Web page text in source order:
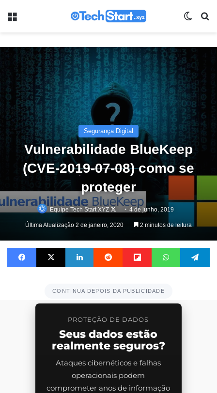
Menu
Segurança Digital
Vulnerabilidade BlueKeep
(CVE-2019-07-08) como se
proteger
Equipe Tech Start XYZ
Follow4 de junho, 2019
Última Atualização 2 de janeiro, 2020 2 minutos de leitura
Facebook X Linkedin Reddit Flipboard WhatsApp
CONTINUA DEPOIS DA PUBLICIDADE
PROTEÇÃO DE DADOS
Seus dados estão
realmente seguros?
Ataques cibernéticos e falhas
operacionais podem
comprometer anos de informação